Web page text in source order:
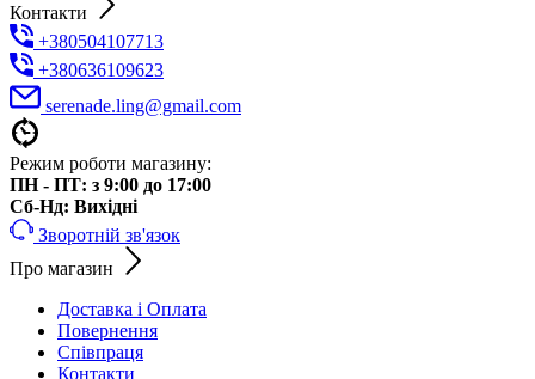
Контакти
+380504107713
+380636109623
serenade.ling@gmail.com
Режим роботи магазину:
ПН - ПТ: з 9:00 до 17:00
Cб-Нд: Вихідні
Зворотній зв'язок
Про магазин
Доставка і Оплата
Повернення
Співпраця
Контакти